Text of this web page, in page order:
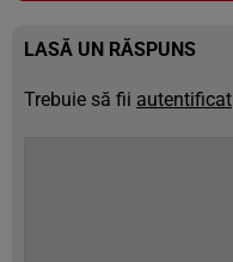
LASĂ UN RĂSPUNS
Trebuie să fii autentificat